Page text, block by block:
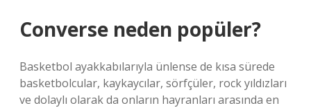
Converse neden popüler?
Basketbol ayakkabılarıyla ünlense de kısa sürede
basketbolcular, kaykaycılar, sörfçüler, rock yıldızları
ve dolaylı olarak da onların hayranları arasında en